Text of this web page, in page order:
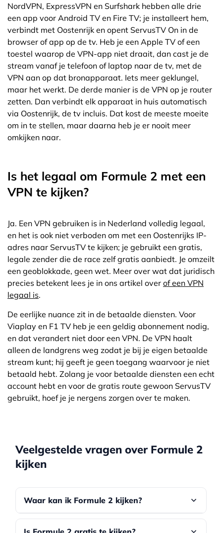
NordVPN, ExpressVPN en Surfshark hebben alle drie
een app voor Android TV en Fire TV; je installeert hem,
verbindt met Oostenrijk en opent ServusTV On in de
browser of app op de tv. Heb je een Apple TV of een
toestel waarop de VPN-app niet draait, dan cast je de
stream vanaf je telefoon of laptop naar de tv, met de
VPN aan op dat bronapparaat. Iets meer geklungel,
maar het werkt. De derde manier is de VPN op je router
zetten. Dan verbindt elk apparaat in huis automatisch
via Oostenrijk, de tv incluis. Dat kost de meeste moeite
om in te stellen, maar daarna heb je er nooit meer
omkijken naar.
Is het legaal om Formule 2 met een
VPN te kijken?
Ja. Een VPN gebruiken is in Nederland volledig legaal,
en het is ook niet verboden om met een Oostenrijks IP-
adres naar ServusTV te kijken; je gebruikt een gratis,
legale zender die de race zelf gratis aanbiedt. Je omzeilt
een geoblokkade, geen wet. Meer over wat dat juridisch
precies betekent lees je in ons artikel overof een VPN
legaal is.
De eerlijke nuance zit in de betaalde diensten. Voor
Viaplay en F1 TV heb je een geldig abonnement nodig,
en dat verandert niet door een VPN. De VPN haalt
alleen de landgrens weg zodat je bij je eigen betaalde
stream kunt; hij geeft je geen toegang waarvoor je niet
betaald hebt. Zolang je voor betaalde diensten een echt
account hebt en voor de gratis route gewoon ServusTV
gebruikt, hoef je je nergens zorgen over te maken.
Veelgestelde vragen over Formule 2
kijken
Waar kan ik Formule 2 kijken?